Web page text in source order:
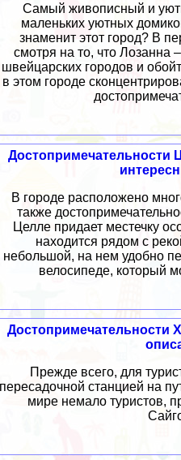
Самый живописный и
маленьких уютных
знаменит этот город? В
смотря на то, что Лозанна
швейцарских городов и
в этом городе
Достопримечательности
В городе расположено
также
Целле придает местечку
находится рядом с
небольшой, на нем удобно
велосипеде, который
Достопримечательности
Прежде всего, для
пересадочной станцией на
мире немало туристов,